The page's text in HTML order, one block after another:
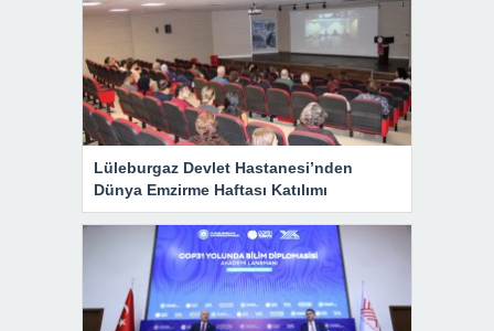
Lüleburgaz Devlet Hastanesi’nden
Dünya Emzirme Haftası Katılımı